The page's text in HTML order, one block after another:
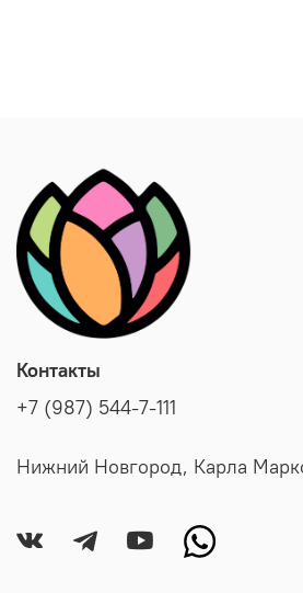
Контакты
+7 (987) 544-7-111
Нижний Новгород, Карла